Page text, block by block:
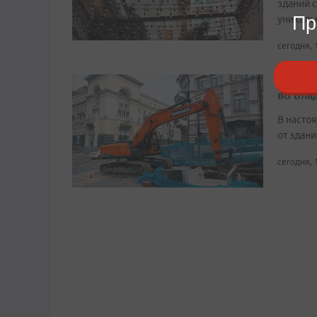
зданий
сегодня,
во
В
от
сегодня,